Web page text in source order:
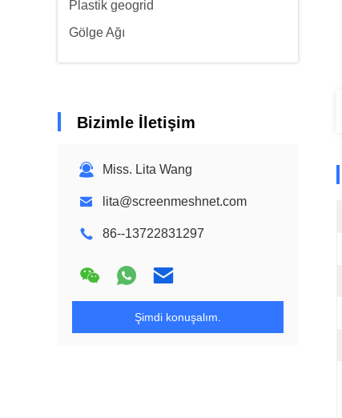
Plastik geogrid
Gölge Ağı
Bizimle İletişim
Miss. Lita Wang
lita@screenmeshnet.com
86--13722831297
Şimdi konuşalım.